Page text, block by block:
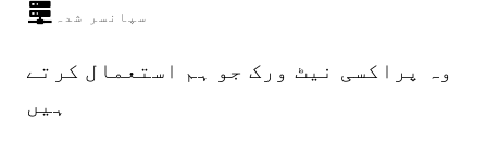
سپانسر شدہ
وہ پراکسی نیٹ ورک جو ہم استعمال کرتے
ہیں